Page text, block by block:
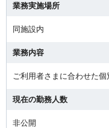
業務実施場所
同施設内
業務内容
ご利用者さまに合わせた
現在の勤務人数
非公開